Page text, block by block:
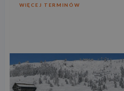
WIĘCEJ TERMINÓW